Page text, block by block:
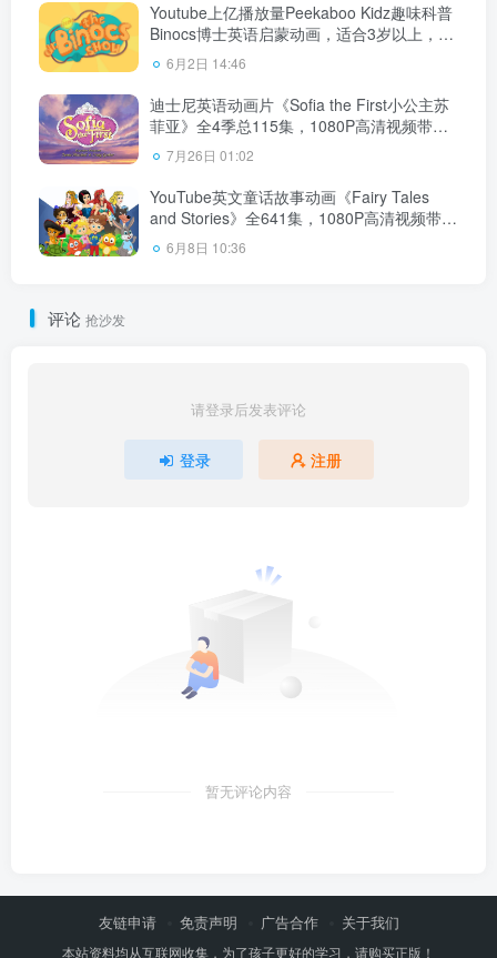
Youtube上亿播放量Peekaboo Kidz趣味科普
Binocs博士英语启蒙动画，适合3岁以上，全
428集，1080P高清视频带英文字幕，百度云
网盘下载
6月2日 14:46
迪士尼英语动画片《Sofia the First小公主苏
菲亚》全4季总115集，1080P高清视频带英
文字幕，百度云网盘下载！
7月26日 01:02
YouTube英文童话故事动画《Fairy Tales
and Stories》全641集，1080P高清视频带英
文字幕，百度云网盘下载！
6月8日 10:36
评论 抢沙发
请登录后发表评论
登录 注册
暂无评论内容
友链申请 免责声明 广告合作 关于我们
本站资料均从互联网收集，为了孩子更好的学习，请购买正版！